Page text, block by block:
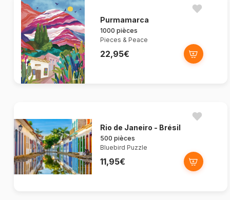
Purmamarca
1000 pièces
Pieces & Peace
22,95€
Rio de Janeiro - Brésil
500 pièces
Bluebird Puzzle
11,95€